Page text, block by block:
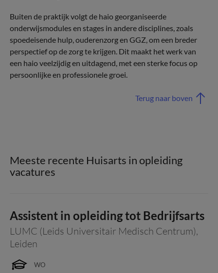
Buiten de praktijk volgt de haio georganiseerde
onderwijsmodules en stages in andere disciplines, zoals
spoedeisende hulp, ouderenzorg en GGZ, om een breder
perspectief op de zorg te krijgen. Dit maakt het werk van
een haio veelzijdig en uitdagend, met een sterke focus op
persoonlijke en professionele groei.
Terug naar boven
Meeste recente Huisarts in opleiding
vacatures
Assistent in opleiding tot Bedrijfsarts
LUMC (Leids Universitair Medisch Centrum),
Leiden
WO